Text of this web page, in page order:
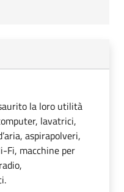
la loro utilità
lavatrici,
aspirapolveri,
Fi, macchine per